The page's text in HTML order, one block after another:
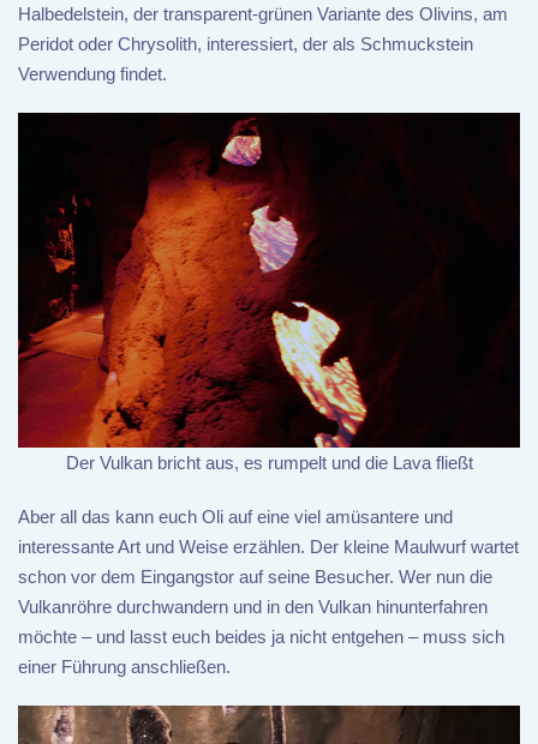
Halbedelstein, der transparent-grünen Variante des Olivins, am
Peridot oder Chrysolith, interessiert, der als Schmuckstein
Verwendung findet.
Der Vulkan bricht aus, es rumpelt und die Lava fließt
Aber all das kann euch Oli auf eine viel amüsantere und
interessante Art und Weise erzählen. Der kleine Maulwurf wartet
schon vor dem Eingangstor auf seine Besucher. Wer nun die
Vulkanröhre durchwandern und in den Vulkan hinunterfahren
möchte – und lasst euch beides ja nicht entgehen – muss sich
einer Führung anschließen.